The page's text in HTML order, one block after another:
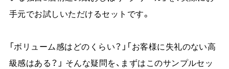
手元でお試しいただけるセットです。
「ボリューム感はどのくらい？」「お客様に失礼のない高
級感はある？」 そんな疑問を、まずはこのサンプルセッ